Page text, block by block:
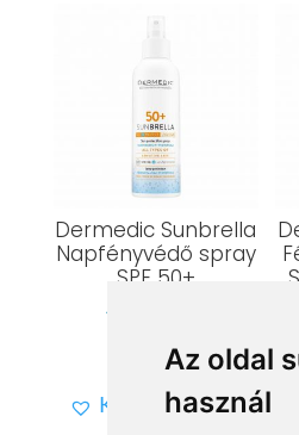
Az oldal
használ
Dermedic Sunbrella
Napfényvédő spray
SPF 50+
5.00
7.899Ft
Kívánságlistára